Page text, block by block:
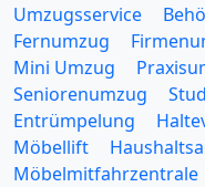
Umzugsservice
Fernumzug
Mini Umzug
Seniorenumzug
Entrümpelung
Möbellift
Möbelmitfahrzentrale